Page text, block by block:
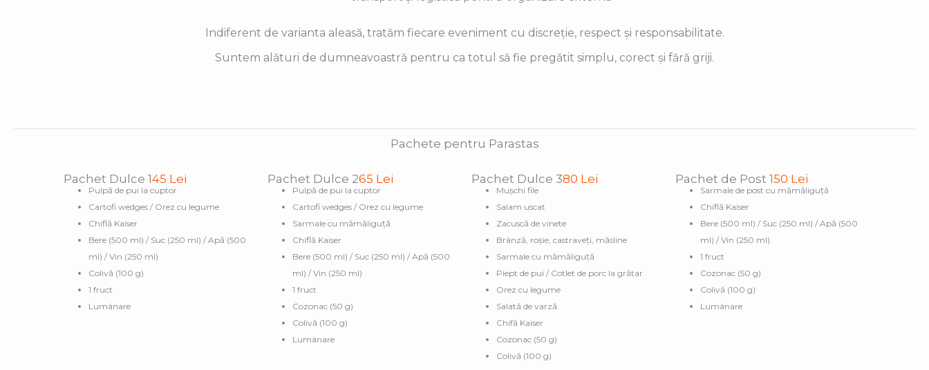
Indiferent de varianta aleasă, tratăm fiecare eveniment cu discreție, respect și responsabilitate.
Suntem alături de dumneavoastră pentru ca totul să fie pregătit simplu, corect și fără griji.
Pachete pentru Parastas
Pachet Dulce 145 Lei
Pulpă de pui la cuptor
Cartofi wedges / Orez cu legume
Chiflă Kaiser
Bere (500 ml) / Suc (250 ml) / Apă (500
ml) / Vin (250 ml)
Colivă (100 g)
1 fruct
Lumânare
Pachet Dulce 265 Lei
Pulpă de pui la cuptor
Cartofi wedges / Orez cu legume
Sarmale cu mămăliguță
Chiflă Kaiser
Bere (500 ml) / Suc (250 ml) / Apă (500
ml) / Vin (250 ml)
1 fruct
Cozonac (50 g)
Colivă (100 g)
Lumânare
Pachet Dulce 380 Lei
Mușchi file
Salam uscat
Zacuscă de vinete
Brânză, roșie, castraveți, măsline
Sarmale cu mămăliguță
Piept de pui / Cotlet de porc la grătar
Orez cu legume
Salată de varză
Chifă Kaiser
Cozonac (50 g)
Colivă (100 g)
Pachet de Post 150 Lei
Sarmale de post cu mămăliguță
Chiflă Kaiser
Bere (500 ml) / Suc (250 ml) / Apă (500
ml) / Vin (250 ml)
1 fruct
Cozonac (50 g)
Colivă (100 g)
Lumânare